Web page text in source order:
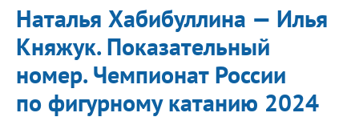
Наталья Хабибуллина — Илья
Княжук. Показательный
номер. Чемпионат России
по фигурному катанию 2024